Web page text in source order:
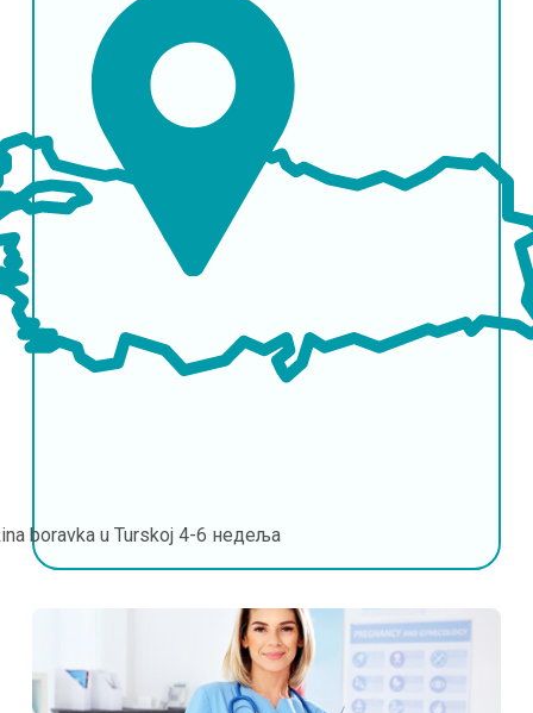
boravka u Turskoj 4-6 недеља